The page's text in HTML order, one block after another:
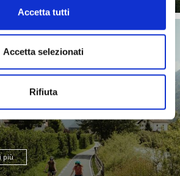
Accetta tutti
Accetta selezionati
Rifiuta
più